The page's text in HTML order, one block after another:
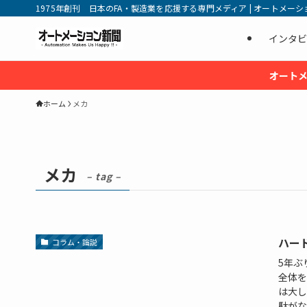
1975年創刊 日本のFA・製造業を応援する専門メディア | オートメー
インタ
オート
ホーム メカ
メカ – tag –
コラム・論説 ハー
5年ぶ
全体
は大